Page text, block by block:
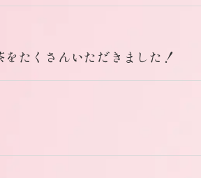
たくさんいただきました！